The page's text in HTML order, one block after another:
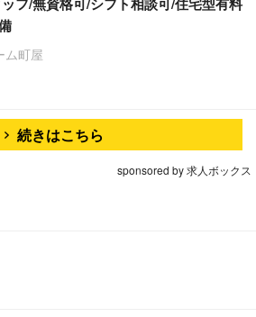
ム町屋
続きはこちら
sponsored by 求人ボックス